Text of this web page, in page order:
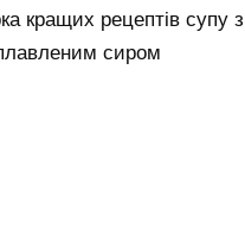
кращих рецептів супу з
сиром